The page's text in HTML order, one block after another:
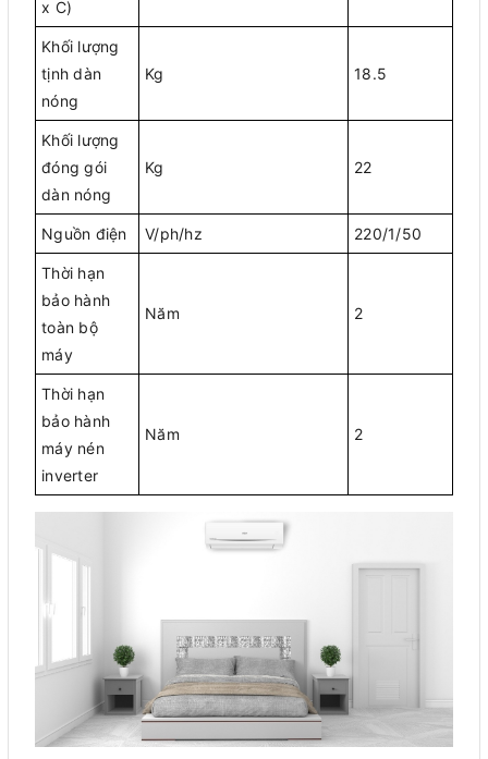
x C)
Khối lượng
tịnh dàn
nóng
Kg 18.5
Khối lượng
đóng gói
dàn nóng
Kg 22
Nguồn điện V/ph/hz 220/1/50
Thời hạn
bảo hành
toàn bộ
máy
Năm 2
Thời hạn
bảo hành
máy nén
inverter
Năm 2